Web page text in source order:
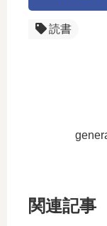
読書
関連記事